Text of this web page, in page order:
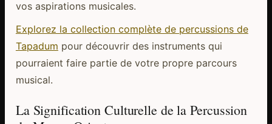
vos aspirations musicales.
Explorez la collection complète de percussions de
Tapadum pour découvrir des instruments qui
pourraient faire partie de votre propre parcours
musical.
La Signification Culturelle de la Percussion